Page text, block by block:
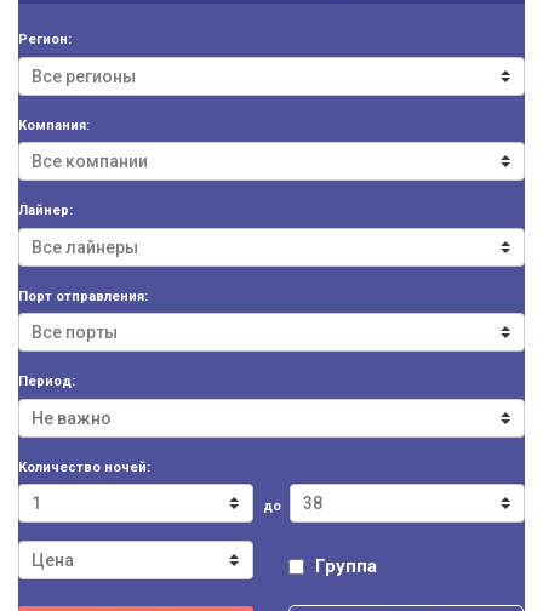
Регион:
Компания:
Лайнер:
Порт отправления:
Период:
Количество ночей:
до
Группа